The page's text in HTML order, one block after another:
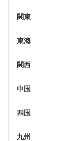
関東
東海
関西
中国
四国
九州